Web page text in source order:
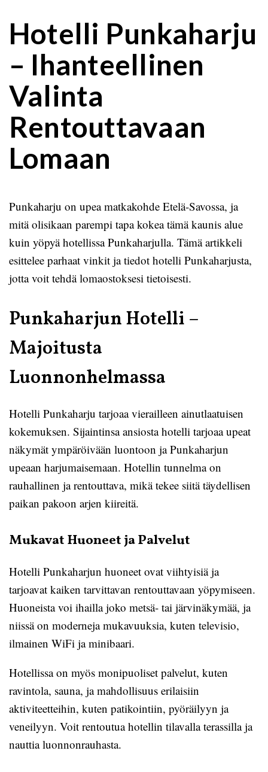
Hotelli Punkaharju
– Ihanteellinen
Valinta
Rentouttavaan
Lomaan
Punkaharju on upea matkakohde Etelä-Savossa, ja
mitä olisikaan parempi tapa kokea tämä kaunis alue
kuin yöpyä hotellissa Punkaharjulla. Tämä artikkeli
esittelee parhaat vinkit ja tiedot hotelli Punkaharjusta,
jotta voit tehdä lomaostoksesi tietoisesti.
Punkaharjun Hotelli –
Majoitusta
Luonnonhelmassa
Hotelli Punkaharju tarjoaa vierailleen ainutlaatuisen
kokemuksen. Sijaintinsa ansiosta hotelli tarjoaa upeat
näkymät ympäröivään luontoon ja Punkaharjun
upeaan harjumaisemaan. Hotellin tunnelma on
rauhallinen ja rentouttava, mikä tekee siitä täydellisen
paikan pakoon arjen kiireitä.
Mukavat Huoneet ja Palvelut
Hotelli Punkaharjun huoneet ovat viihtyisiä ja
tarjoavat kaiken tarvittavan rentouttavaan yöpymiseen.
Huoneista voi ihailla joko metsä- tai järvinäkymää, ja
niissä on moderneja mukavuuksia, kuten televisio,
ilmainen WiFi ja minibaari.
Hotellissa on myös monipuoliset palvelut, kuten
ravintola, sauna, ja mahdollisuus erilaisiin
aktiviteetteihin, kuten patikointiin, pyöräilyyn ja
veneilyyn. Voit rentoutua hotellin tilavalla terassilla ja
nauttia luonnonrauhasta.